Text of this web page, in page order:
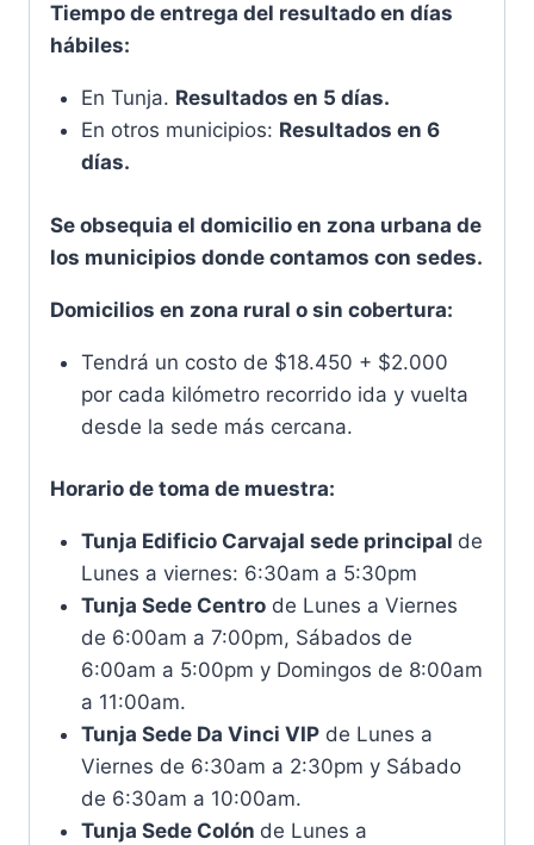
Tiempo de entrega del resultado en días
hábiles:
En Tunja. Resultados en 5 días.
En otros municipios: Resultados en 6
días.
Se obsequia el domicilio en zona urbana de
los municipios donde contamos con sedes.
Domicilios en zona rural o sin cobertura:
Tendrá un costo de $18.450 + $2.000
por cada kilómetro recorrido ida y vuelta
desde la sede más cercana.
Horario de toma de muestra:
Tunja Edificio Carvajal sede principal de
Lunes a viernes: 6:30am a 5:30pm
Tunja Sede Centrode Lunes a Viernes
de 6:00am a 7:00pm, Sábados de
6:00am a 5:00pm y Domingos de 8:00am
a 11:00am.
Tunja Sede Da Vinci VIPde Lunes a
Viernes de 6:30am a 2:30pm y Sábado
de 6:30am a 10:00am.
Tunja Sede Colón de Lunes a